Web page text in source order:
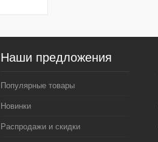
Наши предложения
Популярные товары
Новинки
Распродажи и скидки